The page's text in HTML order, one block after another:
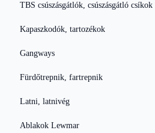
TBS csúszásgátlók, csúszásgátló csíkok
Kapaszkodók, tartozékok
Gangways
Fürdőtrepnik, fartrepnik
Latni, latnivég
Ablakok Lewmar